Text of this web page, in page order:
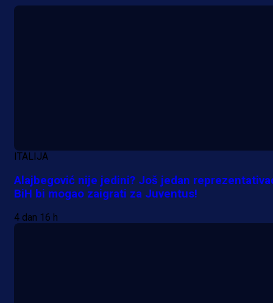
ITALIJA
Alajbegović nije jedini? Još jedan
BiH bi mogao zaigrati za Juventus!
4 dan 16 h